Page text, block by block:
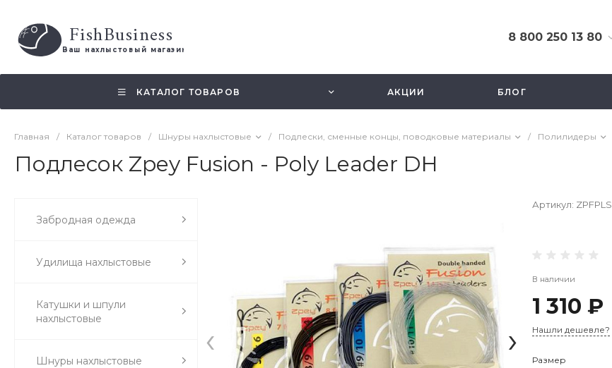
FishBusiness
Ваш нахлыстовый магазин
8 800 250 13 80
ул. Смольная 63б, этаж
2.5
info@fishbusinezz.ru
КАТАЛОГ ТОВАРОВ АКЦИИ БЛОГ
Главная / Каталог товаров / Шнуры нахлыстовые / Подлески, сменные концы, поводковые материалы / Полилидеры
Подлесок Zpey Fusion - Poly Leader DH
Забродная одежда
Удилища нахлыстовые
Катушки и шпули
нахлыстовые
Шнуры нахлыстовые ‹ ›
Артикул: ZPFPLS
В наличии
1 310 ₽
Нашли дешевле?
Размер